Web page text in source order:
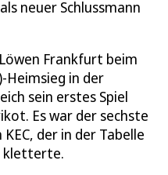
neuer Schlussmann
Frankfurt beim
Heimsieg in der
sein erstes Spiel
Es war der sechste
der in der Tabelle
kletterte.